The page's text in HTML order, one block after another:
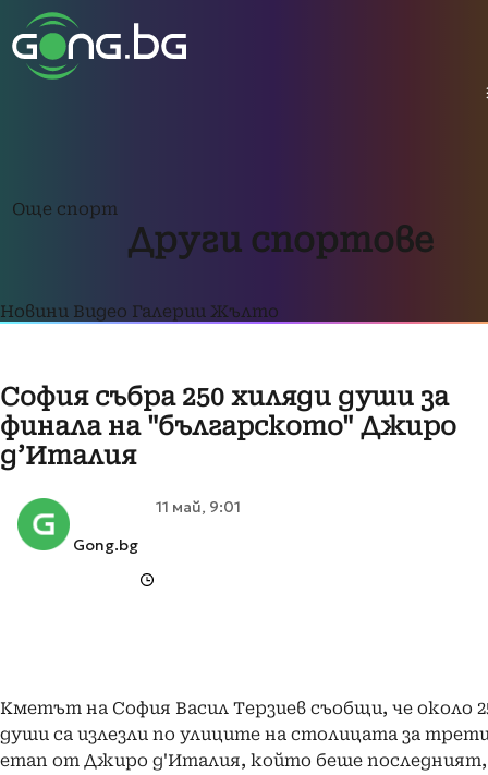
Още спорт
Други спортове
Новини Видео Галерии Жълто
София събра 250 хиляди души за
финала на "българското" Джиро
д’Италия
Gong.bg
11 май, 9:01
Кметът на София Васил Терзиев съобщи, че около
души са излезли по улиците на столицата за
етап от Джиро д'Италия, който беше последният,